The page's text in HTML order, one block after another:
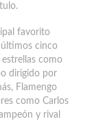
favorito
cinco
como
dirigido por
Flamengo
como Carlos
y rival